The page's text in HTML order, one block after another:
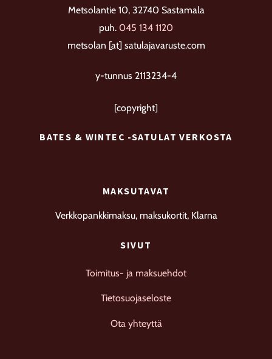
tuotteen
sivulla.
Metsolantie 10, 32740 Sastamala
puh. 045 134 1120
metsolan [at] satulajavaruste.com
y-tunnus 2113234-4
[copyright]
BATES & WINTEC -SATULAT VERKOSTA
MAKSUTAVAT
Verkkopankkimaksu, maksukortit, Klarna
SIVUT
Toimitus- ja maksuehdot
Tietosuojaseloste
Ota yhteyttä